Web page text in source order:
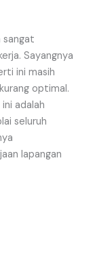
Sayangnya
ini masih
optimal.
adalah
seluruh
lapangan